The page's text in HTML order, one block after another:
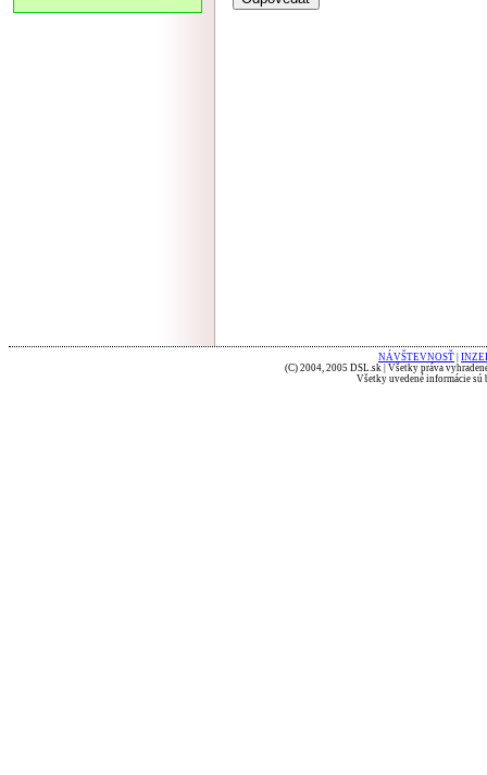
NÁVŠTEVNOSŤ
(C) 2004, 2005 DSL.sk | Všetky práva
Všetky uvedené informácie sú